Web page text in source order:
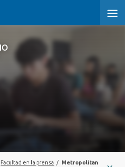
Facultad en la prensa /
Metropolitan